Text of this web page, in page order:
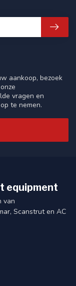
aankoop, bezoek
vragen en
te nemen.
equipment
van
Scanstrut en AC